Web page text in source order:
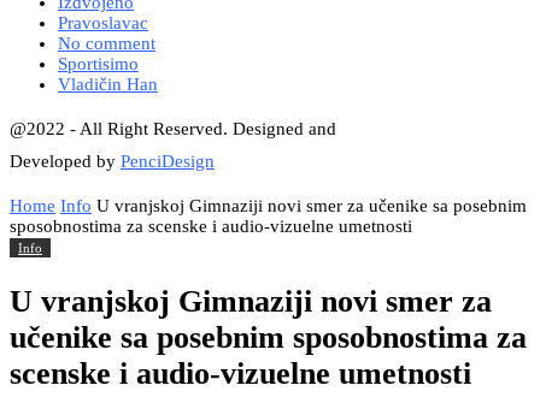
Pravoslavac
No comment
Sportisimo
Vladičin Han
@2022 - All Right Reserved. Designed and
Developed by PenciDesign
Home Info U vranjskoj Gimnaziji novi smer za učenike sa posebnim
sposobnostima za scenske i audio-vizuelne umetnosti
Info
U vranjskoj Gimnaziji novi smer za
učenike sa posebnim sposobnostima za
scenske i audio-vizuelne umetnosti